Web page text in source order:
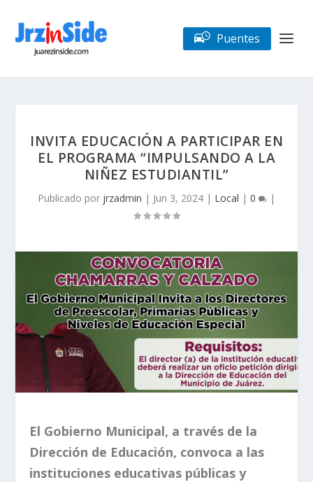
Puentes
INVITA EDUCACIÓN A PARTICIPAR EN
EL PROGRAMA “IMPULSANDO A LA
NIÑEZ ESTUDIANTIL”
Publicado por jrzadmin | Jun 3, 2024 | Local | 0 |
El Gobierno Municipal, a través de la
Dirección de Educación, convoca a las
instituciones educativas públicas y